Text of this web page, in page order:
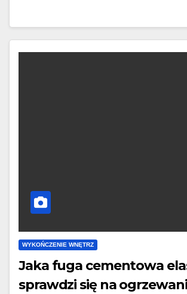
WYKOŃCZENIE WNĘTRZ
Jaka fuga cementowa
sprawdzi się na